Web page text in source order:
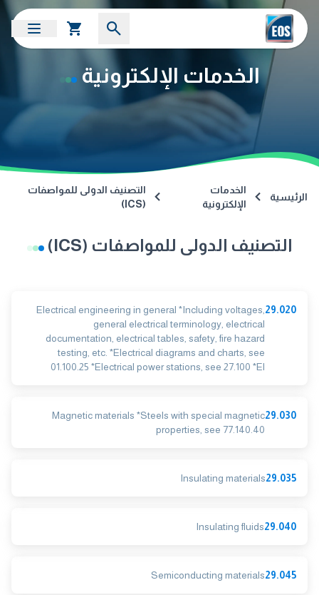
الخدمات الإلكترونية
الرئيسية
الخدمات
الإلكترونية
التصنيف الدولى للمواصفات
(ICS)
التصنيف الدولى للمواصفات (ICS)
29.020
Electrical engineering in general *Including voltages,
general electrical terminology, electrical
documentation, electrical tables, safety, fire hazard
testing, etc. *Electrical diagrams and charts, see
01.100.25 *Electrical power stations, see 27.100 *El
29.030
Magnetic materials *Steels with special magnetic
properties, see 77.140.40
29.035
Insulating materials
29.040
Insulating fluids
29.045
Semiconducting materials